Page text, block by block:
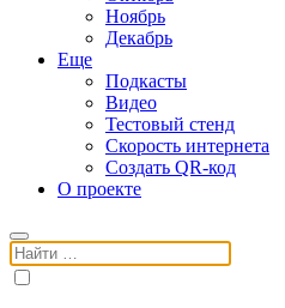
Ноябрь
Декабрь
Еще
Подкасты
Видео
Тестовый стенд
Скорость интернета
Создать QR-код
О проекте
Поиск: